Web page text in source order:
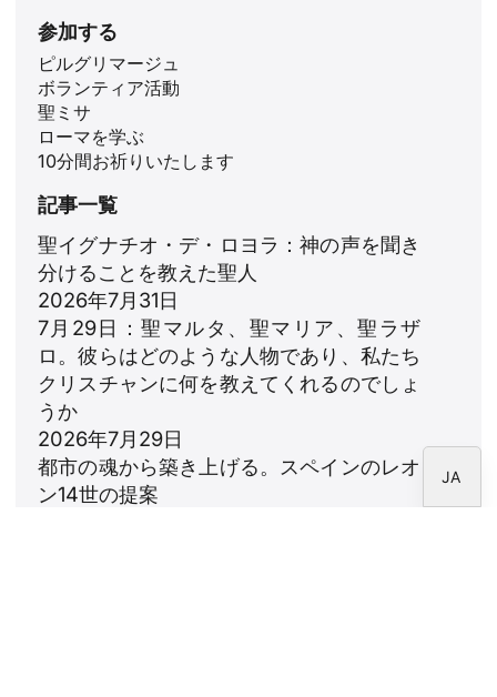
参加する
ピルグリマージュ
ボランティア活動
聖ミサ
ローマを学ぶ
10分間お祈りいたします
記事一覧
聖イグナチオ・デ・ロヨラ：神の声を聞き
分けることを教えた聖人
2026年7月31日
7月29日：聖マルタ、聖マリア、聖ラザ
ロ。彼らはどのような人物であり、私たち
クリスチャンに何を教えてくれるのでしょ
うか
2026年7月29日
都市の魂から築き上げる。スペインのレオ
ン14世の提案
JA